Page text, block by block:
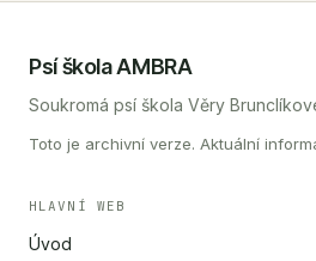
Psí škola AMBRA
Soukromá psí škola Věry
Toto je archivní verze. Aktuální
HLAVNÍ WEB
Úvod